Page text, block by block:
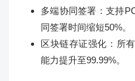
多端协同签署：支持
同签署时间缩短50%。
区块链存证强化：所
能力提升至99.99%。